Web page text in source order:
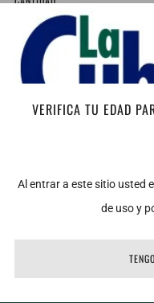
VERIFICA TU EDAD
Al entrar a este sitio usted
de uso y
En stock